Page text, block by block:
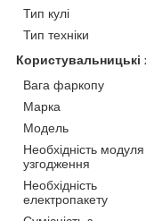
Тип кулі
Тип техніки
Користувальницькі
Вага фаркопу
Марка
Мoдель
Необхідність модуля
узгодження
Необхідність
електропакету